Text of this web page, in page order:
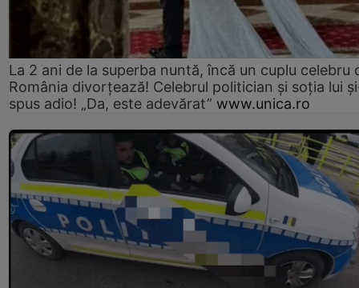
La 2 ani de la superba nuntă, încă un cuplu celebru
România divorțează! Celebrul politician și soția lui
spus adio! „Da, este adevărat” www.unica.ro